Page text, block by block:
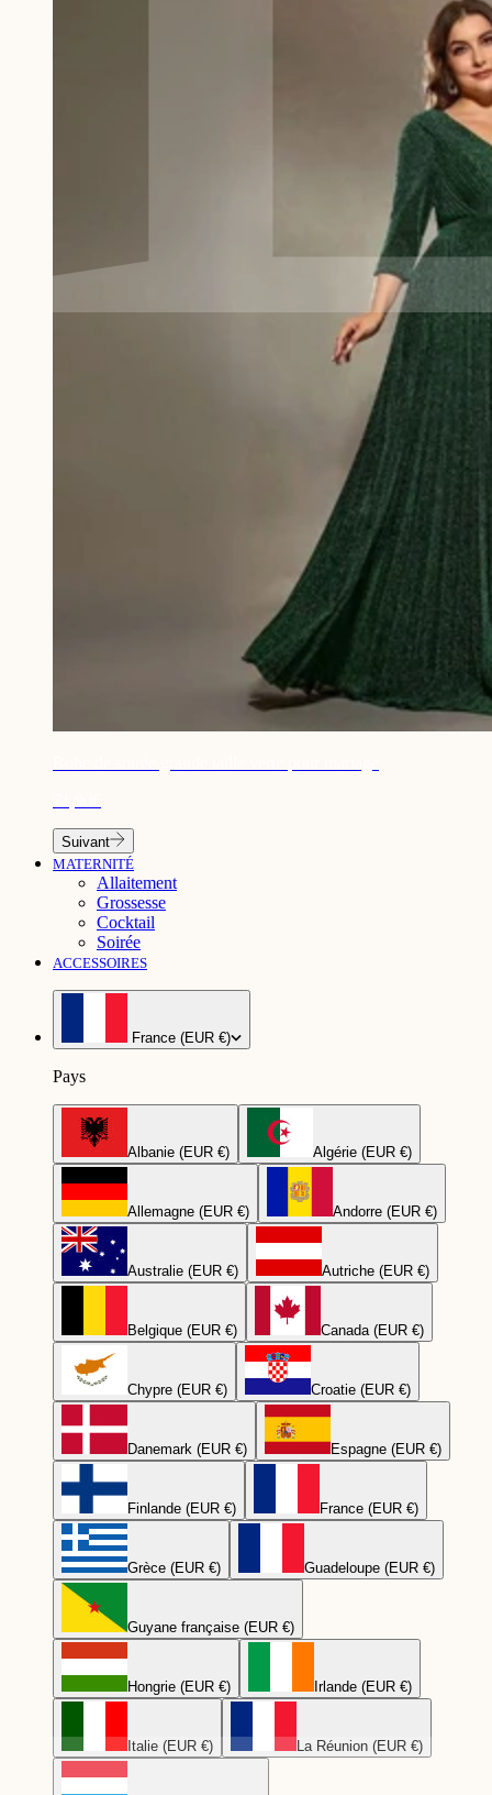
Suivant
MATERNITÉ
Allaitement
Grossesse
Cocktail
Soirée
ACCESSOIRES
France (EUR €)
Pays
Albanie (EUR €) Algérie (EUR €)
Allemagne (EUR €) Andorre (EUR €)
Australie (EUR €) Autriche (EUR €)
Belgique (EUR €) Canada (EUR €)
Chypre (EUR €) Croatie (EUR €)
Danemark (EUR €) Espagne (EUR €)
Finlande (EUR €) France (EUR €)
Grèce (EUR €) Guadeloupe (EUR €)
Guyane française (EUR €)
Hongrie (EUR €) Irlande (EUR €)
Italie (EUR €) La Réunion (EUR €)